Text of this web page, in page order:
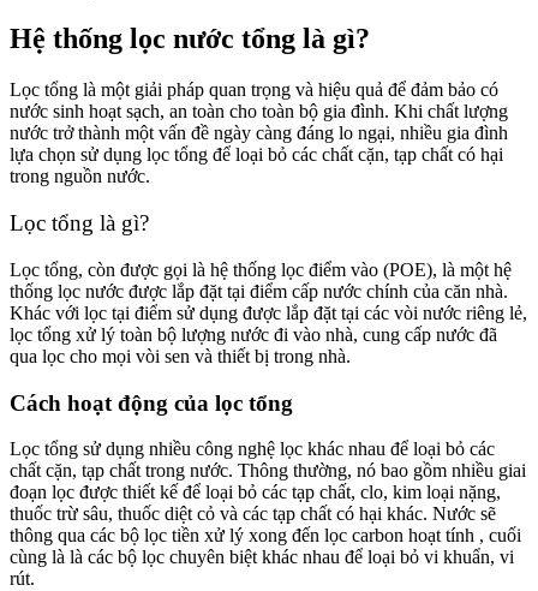
Hệ thống lọc nước tổng là gì?
Lọc tổng là một giải pháp quan trọng và hiệu quả để đảm bảo có
nước sinh hoạt sạch, an toàn cho toàn bộ gia đình. Khi chất lượng
nước trở thành một vấn đề ngày càng đáng lo ngại, nhiều gia đình
lựa chọn sử dụng lọc tổng để loại bỏ các chất cặn, tạp chất có hại
trong nguồn nước.
Lọc tổng là gì?
Lọc tổng, còn được gọi là hệ thống lọc điểm vào (POE), là một hệ
thống lọc nước được lắp đặt tại điểm cấp nước chính của căn nhà.
Khác với lọc tại điểm sử dụng được lắp đặt tại các vòi nước riêng lẻ,
lọc tổng xử lý toàn bộ lượng nước đi vào nhà, cung cấp nước đã
qua lọc cho mọi vòi sen và thiết bị trong nhà.
Cách hoạt động của lọc tổng
Lọc tổng sử dụng nhiều công nghệ lọc khác nhau để loại bỏ các
chất cặn, tạp chất trong nước. Thông thường, nó bao gồm nhiều giai
đoạn lọc được thiết kế để loại bỏ các tạp chất, clo, kim loại nặng,
thuốc trừ sâu, thuốc diệt cỏ và các tạp chất có hại khác. Nước sẽ
thông qua các bộ lọc tiền xử lý xong đến lọc carbon hoạt tính , cuối
cùng là là các bộ lọc chuyên biệt khác nhau để loại bỏ vi khuẩn, vi
rút.